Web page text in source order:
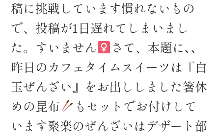
稿に挑戦しています慣れないもの
で、投稿が1日遅れてしまいまし
た。すいません‍
さて、本題に､､
昨日のカフェタイムスイーツは『白
玉ぜんざい』をお出ししました 箸休
めの昆布
もセットでお付けして
います聚楽のぜんざいはデザート部